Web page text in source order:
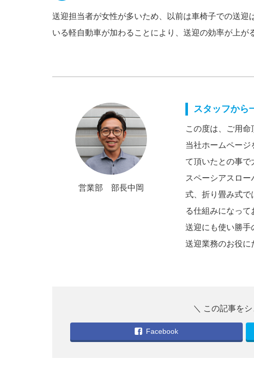
送迎担当者が女性が多いため、以前は車椅子での送
いる軽自動車が加わることにより、送迎の効率が上が
営業部 部長中岡
スタッフから
この度は、ご用命
当社ホームページ
て頂いたとの事
スペーシアスロ
式、折り畳み式で
る仕組みになっ
送迎にも使い勝手
送迎業務のお役に
Facebook